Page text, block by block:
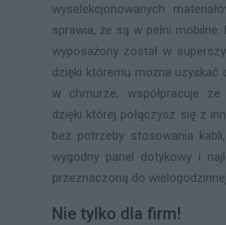
wyselekcjonowanych
sprawia, że są w pełni mobilne.
wyposażony został w
dzięki któremu można uzyskać
w chmurze, współpracuje
dzięki której połączysz się z
bez potrzeby stosowania
wygodny panel dotykowy i
przeznaczoną do
Nie tylko dla firm!